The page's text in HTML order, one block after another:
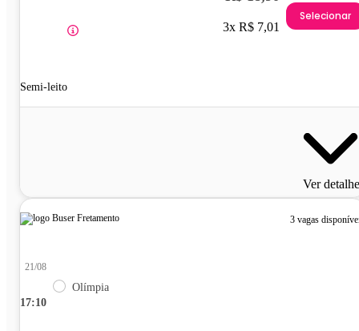
Semi-leito
3x R$ 7,01
Selecionar
Ver
3 vagas
17:10
21/08
Olímpia